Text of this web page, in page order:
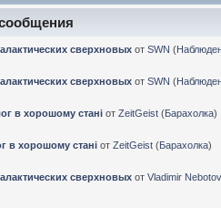
сверхновыхот SWN (
сверхновыхот SWN (
в хорошому станіот ZeitGeist(Барахолка)
в хорошому станіот ZeitGeist(Барахолка)
сверхновыхот Vladimir Nebotov